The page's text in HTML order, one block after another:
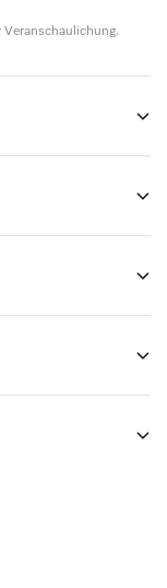
Veranschaulichung.